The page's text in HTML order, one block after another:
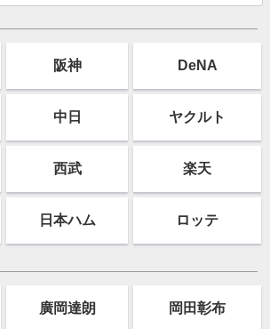
阪神 DeNA
中日 ヤクルト
西武 楽天
日本ハム ロッテ
廣岡達朗 岡田彰布